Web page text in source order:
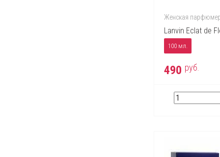
Женская
Lanvin Eclat de
100 мл.
490 руб.